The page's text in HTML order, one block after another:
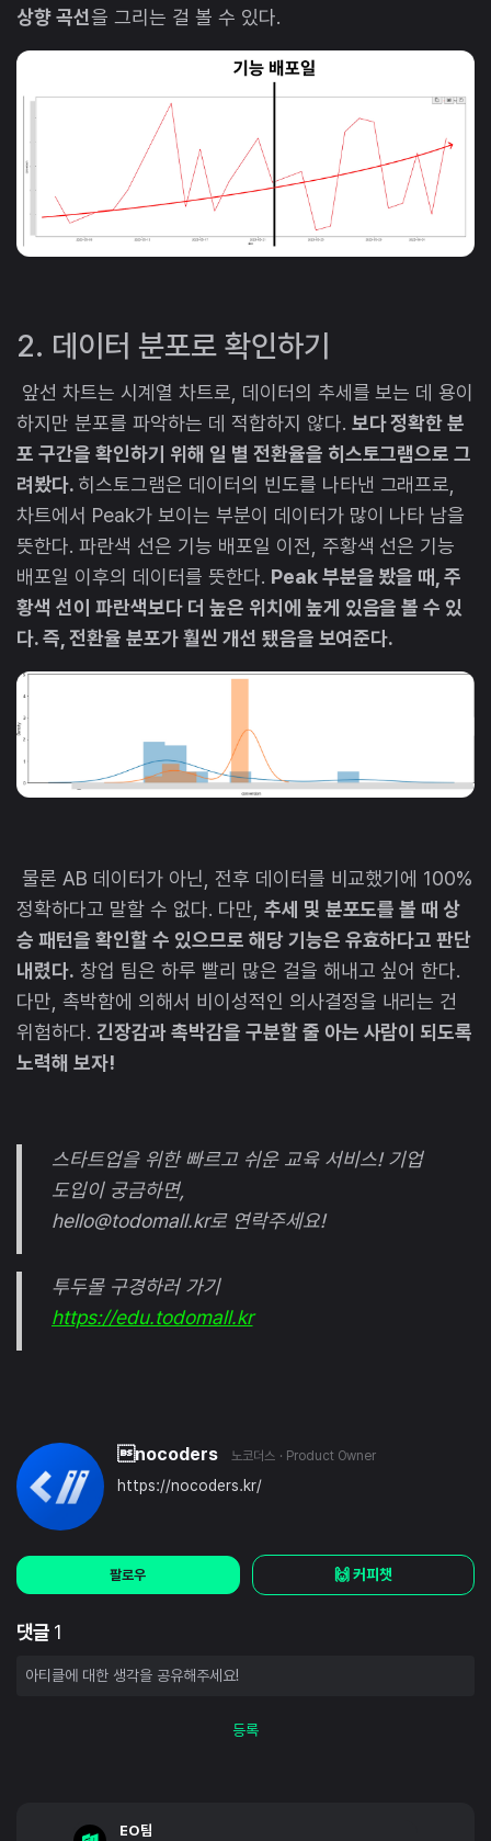
상향 곡선을 그리는 걸 볼 수 있다.
2. 데이터 분포로 확인하기
앞선 차트는 시계열 차트로, 데이터의 추세를 보는 데 용이
하지만 분포를 파악하는 데 적합하지 않다. 보다 정확한 분
포 구간을 확인하기 위해 일 별 전환율을 히스토그램으로 그
려봤다. 히스토그램은 데이터의 빈도를 나타낸 그래프로,
차트에서 Peak가 보이는 부분이 데이터가 많이 나타 남을
뜻한다. 파란색 선은 기능 배포일 이전, 주황색 선은 기능
배포일 이후의 데이터를 뜻한다. Peak 부분을 봤을 때, 주
황색 선이 파란색보다 더 높은 위치에 높게 있음을 볼 수 있
다. 즉, 전환율 분포가 훨씬 개선 됐음을 보여준다.
물론 AB 데이터가 아닌, 전후 데이터를 비교했기에 100%
정확하다고 말할 수 없다. 다만, 추세 및 분포도를 볼 때 상
승 패턴을 확인할 수 있으므로 해당 기능은 유효하다고 판단
내렸다. 창업 팀은 하루 빨리 많은 걸을 해내고 싶어 한다.
다만, 촉박함에 의해서 비이성적인 의사결정을 내리는 건
위험하다. 긴장감과 촉박감을 구분할 줄 아는 사람이 되도록
노력해 보자!
스타트업을 위한 빠르고 쉬운 교육 서비스! 기업
도입이 궁금하면,
hello@todomall.kr로 연락주세요!
투두몰 구경하러 가기
https://edu.todomall.kr
nocoders 노코더스 · Product Owner
https://nocoders.kr/
팔로우 🙌 커피챗
댓글 1
등록
EO팀